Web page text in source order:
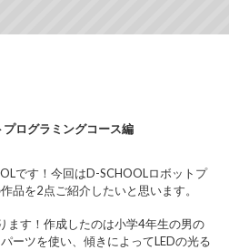
ログラミングコース編
です！今回はD-SCHOOLロボットプ
品を2点ご紹介したいと思います。
ます！作成したのは小学4年生の男の
ーツを使い、傾きによってLEDの光る